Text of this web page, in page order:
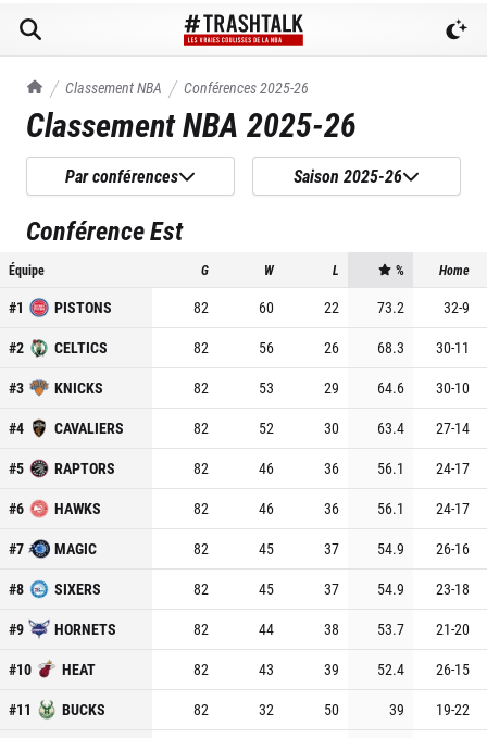
TrashTalk Actu NBA
Classement NBA Conférences2025-26
Classement NBA 2025-26
Par conférences Saison 2025-26
Conférence Est
Équipe G W L % Home
#1 PISTONS 82 60 22 73.2 32-9
#2 CELTICS 82 56 26 68.3 30-11
#3 KNICKS 82 53 29 64.6 30-10
#4 CAVALIERS 82 52 30 63.4 27-14
#5 RAPTORS 82 46 36 56.1 24-17
#6 HAWKS 82 46 36 56.1 24-17
#7 MAGIC 82 45 37 54.9 26-16
#8 SIXERS 82 45 37 54.9 23-18
#9 HORNETS 82 44 38 53.7 21-20
#10 HEAT 82 43 39 52.4 26-15
#11 BUCKS 82 32 50 39 19-22